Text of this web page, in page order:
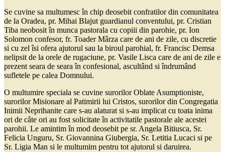
Se cuvine sa multumesc în chip deosebit confratilor din comunitatea
de la Oradea, pr. Mihai Blajut guardianul conventului, pr. Cristian
Tiba neobosit în munca pastorala cu copiii din parohie, pr. Ion
Solomon confesor, fr. Toader Mârza care de ani de zile, cu discretie
si cu zel îsi ofera ajutorul sau la biroul parohial, fr. Francisc Demsa
nelipsit de la orele de rugaciune, pr. Vasile Lisca care de ani de zile e
prezent seara de seara în confesional, ascultând si îndrumând
sufletele pe calea Domnului.
O multumire speciala se cuvine surorilor Oblate Asumptioniste,
surorilor Misionare al Patimirii lui Cristos, surorilor din Congregatia
Inimii Neprihanite care s-au alaturat si s-au implicat cu toata inima
ori de câte ori au fost solicitate în activitatile pastorale ale acestei
parohii. Le amintim în mod deosebit pe sr. Angela Bitiusca, Sr.
Felicia Unguru, Sr. Giovannina Giubergia, Sr. Letitia Lucaci si pe
Sr. Ligia Man si le multumim pentru tot ajutorul si daruirea.